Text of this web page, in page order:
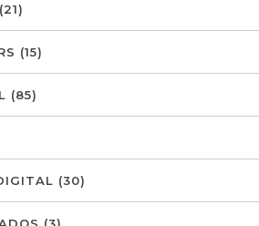
(21)
(15)
(85)
(30)
(3)